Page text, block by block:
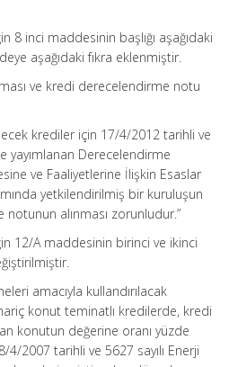
8 inci maddesinin başlığı aşağıdaki
aşağıdaki fıkra eklenmiştir.
ve kredi derecelendirme notu
krediler için 17/4/2012 tarihli ve
yayımlanan Derecelendirme
ve Faaliyetlerine İlişkin Esaslar
yetkilendirilmiş bir kuruluşun
alınması zorunludur.”
12/A maddesinin birinci ve ikinci
amacıyla kullandırılacak
konut teminatlı kredilerde, kredi
konutun değerine oranı yüzde
2007 tarihli ve 5627 sayılı Enerji